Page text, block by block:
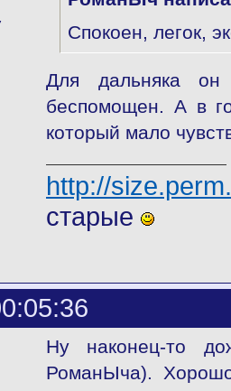
Спокоен, легок,
Для дальняка он
беспомощен. А в
который мало
http://
старые
Ну наконец-то
РоманЫча). Хорошо